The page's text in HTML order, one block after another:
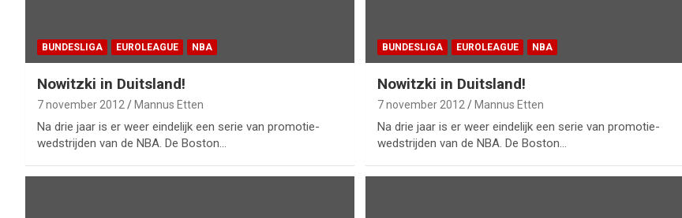
BUNDESLIGA EUROLEAGUE NBA
Nowitzki in Duitsland!
7 november 2012 Mannus Etten
Na drie jaar is er weer eindelijk een serie van promotie-
wedstrijden van de NBA. De Boston…
BUNDESLIGA EUROLEAGUE NBA
Nowitzki in Duitsland!
7 november 2012 Mannus Etten
Na drie jaar is er weer eindelijk een serie van promotie-
wedstrijden van de NBA. De Boston…